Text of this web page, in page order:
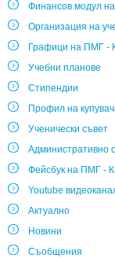
Финансов модул
Организация на
Графици на ПМГ -
Учебни планове
Стипендии
Профил на
Ученически съвет
Административно
Фейсбук на ПМГ -
Youtube
Актуално
Новини
Съобщения